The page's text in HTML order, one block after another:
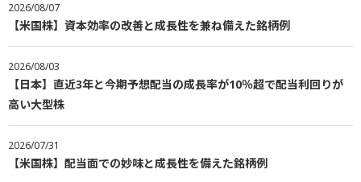
2026/08/07
【米国株】資本効率の改善と成長性を兼ね備えた銘柄例
2026/08/03
【日本】直近3年と今期予想配当の成長率が10％超で配当利回りが
高い大型株
2026/07/31
【米国株】配当面での妙味と成長性を備えた銘柄例